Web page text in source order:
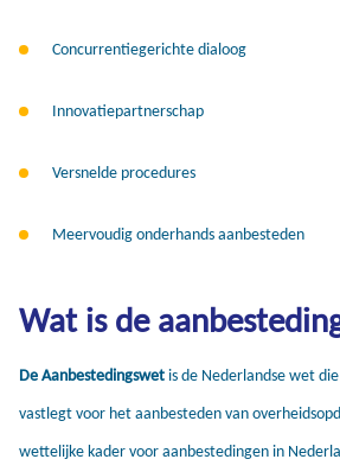
Concurrentiegerichte dialoog
Innovatiepartnerschap
Versnelde procedures
Meervoudig onderhands aanbesteden
Wat is de
De Aanbestedingswetis de Nederlandse wet
vastlegt voor het aanbesteden van
wettelijke kader voor aanbestedingen in